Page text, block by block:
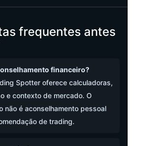
frequentes antes
financeiro?
Spotter oferece calculadoras,
e contexto de mercado. O
não é aconselhamento pessoal
de trading.